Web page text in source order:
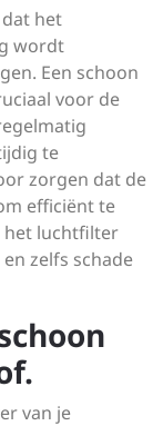
het
wordt
Een schoon
voor de
te
zorgen dat de
efficiënt te
het luchtfilter
zelfs schade
van je